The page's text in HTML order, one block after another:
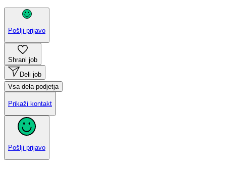
Pošlji prijavo
Shrani job
Deli job
Vsa dela podjetja
Prikaži kontakt
Pošlji prijavo